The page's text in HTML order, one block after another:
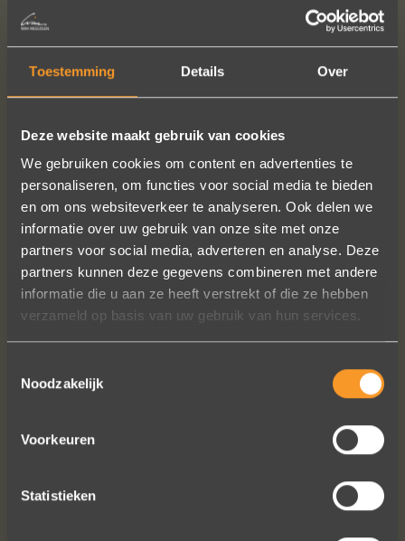
Toestemming Details Over
Deze website maakt gebruik van cookies
We gebruiken cookies om content en advertenties te
personaliseren, om functies voor social media te bieden
en om ons websiteverkeer te analyseren. Ook delen we
informatie over uw gebruik van onze site met onze
partners voor social media, adverteren en analyse. Deze
partners kunnen deze gegevens combineren met andere
informatie die u aan ze heeft verstrekt of die ze hebben
verzameld op basis van uw gebruik van hun services.
Noodzakelijk
Voorkeuren
Statistieken
Prix par paire
Bedankt voor al je inspanningen en
we zijn naar veel winkels geweest en